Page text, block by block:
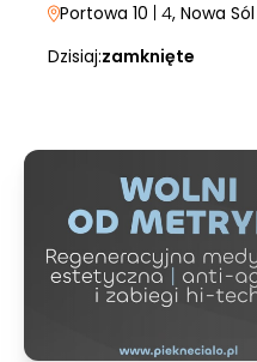
Portowa 10 | 4, Nowa Sól
Dzisiaj:zamknięte